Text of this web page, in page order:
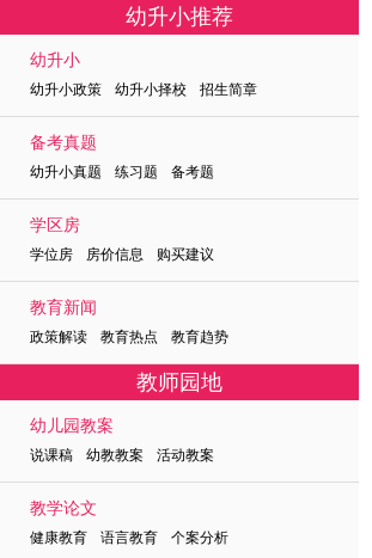
幼升小推荐
幼升小
幼升小政策 幼升小择校 招生简章
备考真题
幼升小真题 练习题 备考题
学区房
学位房 房价信息 购买建议
教育新闻
政策解读 教育热点 教育趋势
教师园地
幼儿园教案
说课稿 幼教教案 活动教案
教学论文
健康教育 语言教育 个案分析